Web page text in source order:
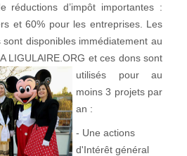
réductions d’impôt importantes :
et 60% pour les entreprises. Les
disponibles immédiatement au
LIGULAIRE.ORG et ces dons sont
utilisés pour au
moins 3 projets par
an :
- Une actions
d'Intérêt général